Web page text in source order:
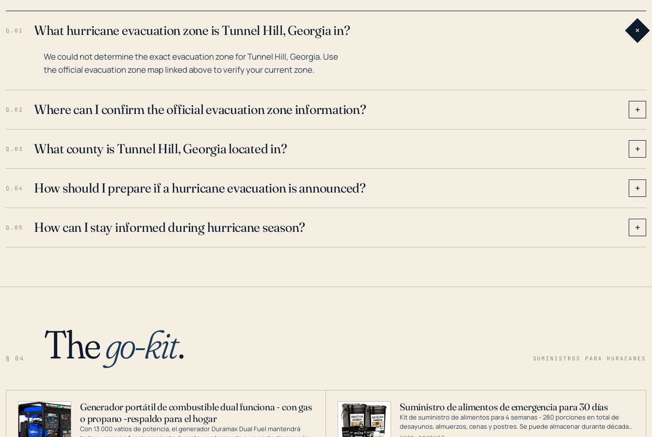
Q.01 What hurricane evacuation zone is Tunnel Hill, Georgia in? +
We could not determine the exact evacuation zone for Tunnel Hill, Georgia. Use
the official evacuation zone map linked above to verify your current zone.
Q.02 Where can I confirm the official evacuation zone information? +
Q.03 What county is Tunnel Hill, Georgia located in? +
Q.04 How should I prepare if a hurricane evacuation is announced? +
Q.05 How can I stay informed during hurricane season? +
§ 04 Thego-kit. SUMINISTROS PARA HURACANES
Generador portátil de combustible dual funciona - con gas
o propano -respaldo para el hogar
Con 13 000 vatios de potencia, el generador Duramax Dual Fuel mantendrá
Suministro de alimentos de emergencia para 30 días
Kit de suministro de alimentos para 4 semanas - 280 porciones en total de
desayunos, almuerzos, cenas y postres. Se puede almacenar durante décadas